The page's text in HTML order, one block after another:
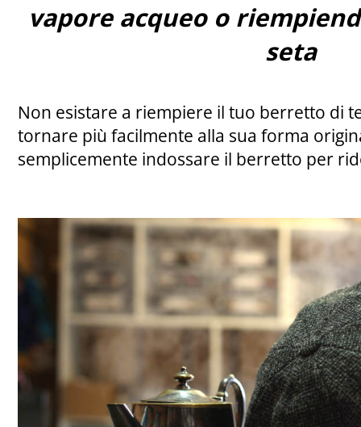
vapore acqueo o
seta
Non esistare a riempiere il tuo berretto di
tornare più facilmente alla sua forma
semplicemente indossare il berretto per